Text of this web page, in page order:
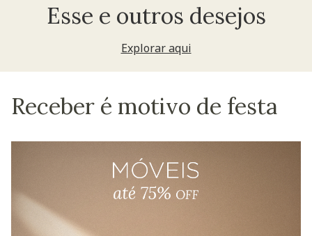
Esse e outros desejos
Explorar aqui
Receber é motivo de festa